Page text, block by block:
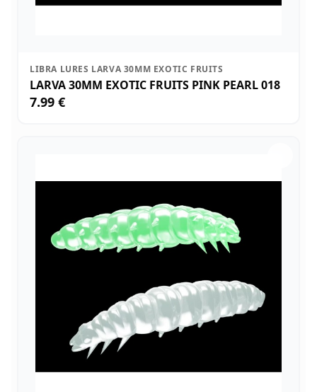
LIBRA LURES LARVA 30MM EXOTIC FRUITS
LARVA 30MM EXOTIC FRUITS PINK PEARL 018
7.99 €